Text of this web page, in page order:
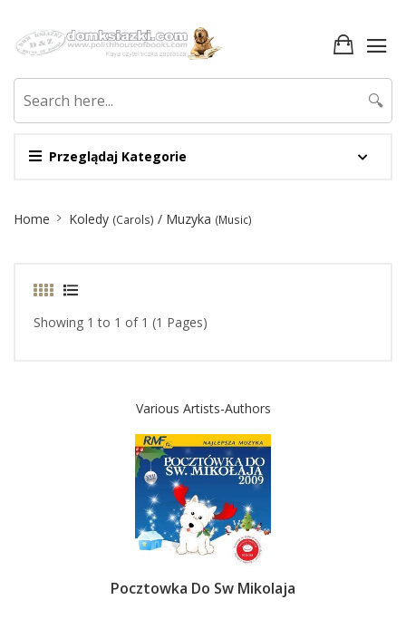
Przeglądaj Kategorie
🔍
Breadcrumb
Home Koledy (Carols) / Muzyka (Music)
Showing 1 to 1 of 1 (1 Pages)
Various Artists-Authors
Pocztowka Do Sw Mikolaja